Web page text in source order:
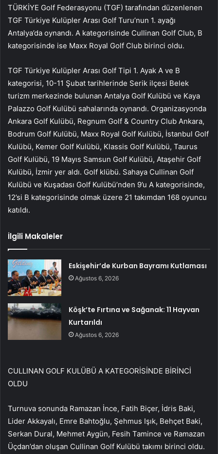
TÜRKİYE Golf Federasyonu (TGF) tarafından düzenlenen
TGF Türkiye Kulüpler Arası Golf Turu’nun 1. ayağı
Antalya’da oynandı. A kategorisinde Cullinan Golf Club, B
kategorisinde ise Maxx Royal Golf Club birinci oldu.
TGF Türkiye Kulüpler Arası Golf Tipi 1. Ayak A ve B
kategorisi, 10-11 Şubat tarihlerinde Serik ilçesi Belek
turizm merkezinde bulunan Antalya Golf Kulübü ve Kaya
Palazzo Golf Kulübü sahalarında oynandı. Organizasyonda
Ankara Golf Kulübü, Regnum Golf & Country Club Ankara,
Bodrum Golf Kulübü, Maxx Royal Golf Kulübü, İstanbul Golf
Kulübü, Kemer Golf Kulübü, Klassis Golf Kulübü, Taurus
Golf Kulübü, 19 Mayıs Samsun Golf Kulübü, Ataşehir Golf
Kulübü, İzmir yer aldı. Golf klübü. Sahaya Cullinan Golf
Kulübü ve Kuşadası Golf Kulübü’nden 9’u A kategorisinde,
12’si B kategorisinde olmak üzere 21 takımdan 168 oyuncu
katıldı.
İlgili Makaleler
Eskişehir’de Kurban Bayramı Kutlaması
Ağustos 6, 2026
Köşk’te Fırtına ve Sağanak: 11 Hayvan
Kurtarıldı
Ağustos 6, 2026
CULLINAN GOLF KULÜBÜ A KATEGORİSİNDE BİRİNCİ
OLDU
Turnuva sonunda Ramazan İnce, Fatih Biçer, İdris Baki,
Lider Akkayalı, Emre Bahtoğlu, Şehmus Işık, Behçet Baki,
Serkan Dural, Mehmet Aygün, Fesih Tamince ve Ramazan
Üçdan’dan oluşan Cullinan Golf Kulübü takımı birinci oldu.